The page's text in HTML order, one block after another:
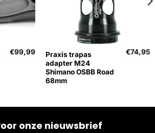
€99,99
Praxis trapas
adapter M24
Shimano OSBB Road
68mm
€74,95
onze nieuwsbrief